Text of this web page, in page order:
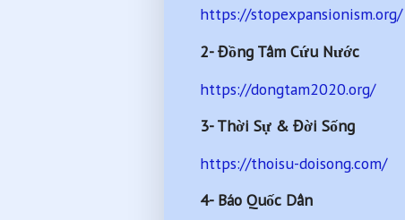
https://stopexpansionism.org/
2- Đồng Tâm Cứu Nước
https://dongtam2020.org/
3- Thời Sự & Đời Sống
https://thoisu-doisong.com/
4- Báo Quốc Dân